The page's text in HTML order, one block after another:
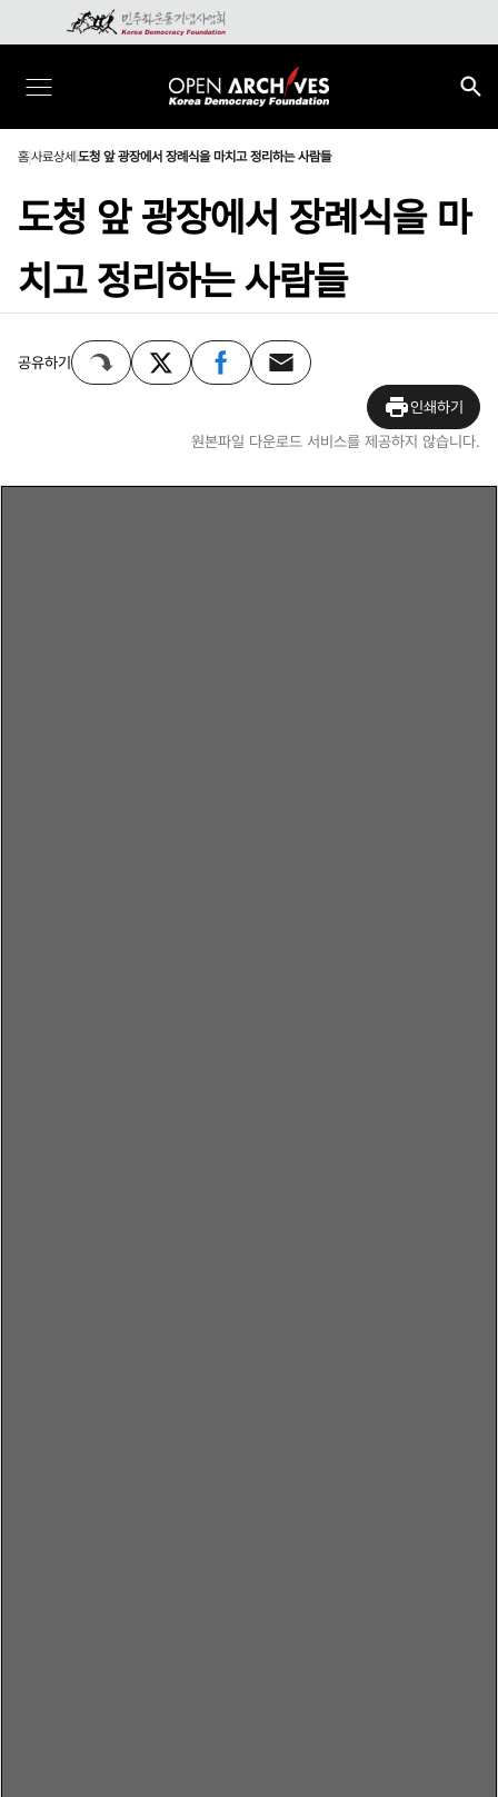
홈사료상세 도청 앞 광장에서 장례식을 마치고 정리하는 사람들
도청 앞 광장에서 장례식을 마
치고 정리하는 사람들
공유하기
인쇄하기
원본파일 다운로드 서비스를 제공하지 않습니다.